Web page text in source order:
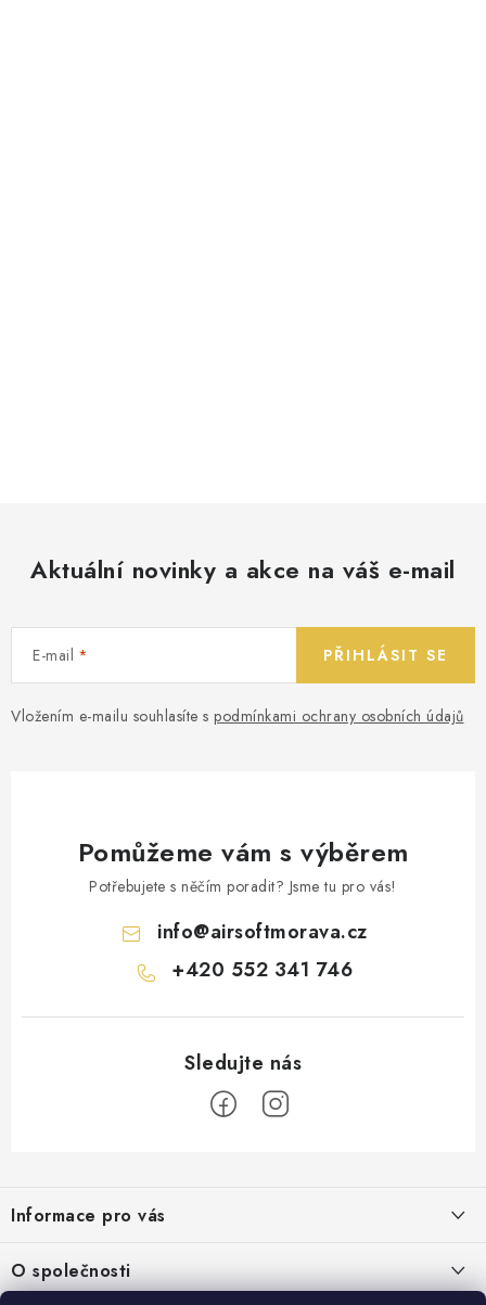
Aktuální novinky a akce na váš e-mail
E-mail
Vložením e-mailu souhlasíte s podmínkami ochrany osobních údajů
PŘIHLÁSIT SE
Pomůžeme vám s výběrem
Potřebujete s něčím poradit? Jsme tu pro vás!
info@airsoftmorava.cz
+420 552 341 746
p
a
t
Informace pro vás
Obchodní podmínky
O společnosti